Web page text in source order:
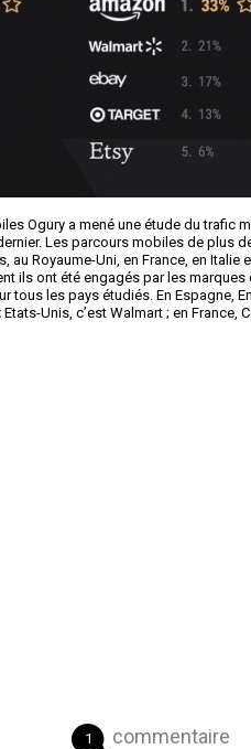
Ogury a mené une étude du trafic
Les parcours mobiles de plus
au Royaume-Uni, en France, en
ils ont été engagés par les
tous les pays étudiés. En Espagne,
Unis, c’est Walmart ; en France,
1 commentaire